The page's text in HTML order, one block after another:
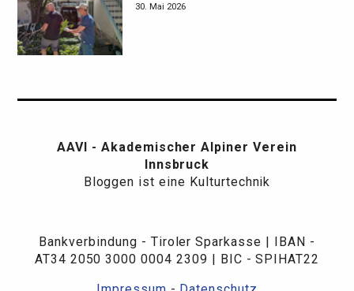
30. Mai 2026
AAVI - Akademischer Alpiner Verein
Innsbruck
Bloggen ist eine Kulturtechnik
Bankverbindung - Tiroler Sparkasse | IBAN -
AT34 2050 3000 0004 2309 | BIC - SPIHAT22